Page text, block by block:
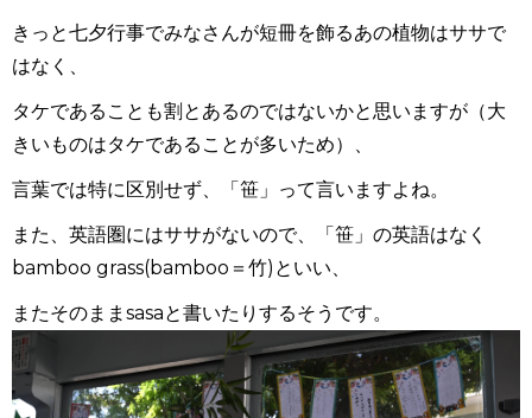
きっと七夕行事でみなさんが短冊を飾るあの植物はササで
はなく、
タケであることも割とあるのではないかと思いますが（大
きいものはタケであることが多いため）、
言葉では特に区別せず、「笹」って言いますよね。
また、英語圏にはササがないので、「笹」の英語はなく
bamboo grass(bamboo ＝竹) といい、
またそのまま sasaと書いたりするそうです。